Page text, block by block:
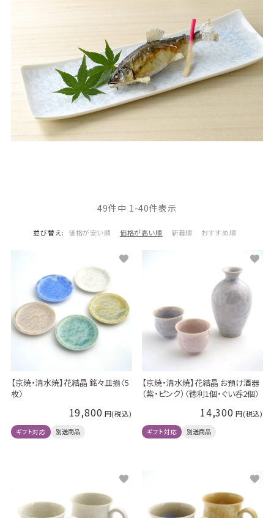
並び替え 価格が安い順 価格が高い順 新着順 おすすめ順
49件中 1-40件表示
【京焼・清水焼】花結晶 銘々皿揃〈5
枚〉
19,800
ギフト対応 別送商品
【京焼・清水焼】花結晶 お預け酒器
（紫・ピンク）〈徳利1個・ぐい呑2個〉
14,300
ギフト対応 別送商品